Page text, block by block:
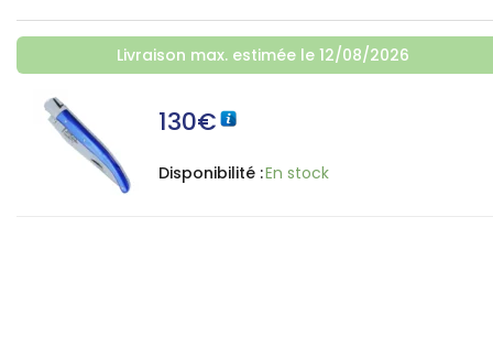
Livraison max. estimée le 12/08/2026
130€
Disponibilité :En stock